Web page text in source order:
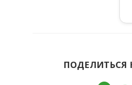
ПОДЕЛИТЬСЯ